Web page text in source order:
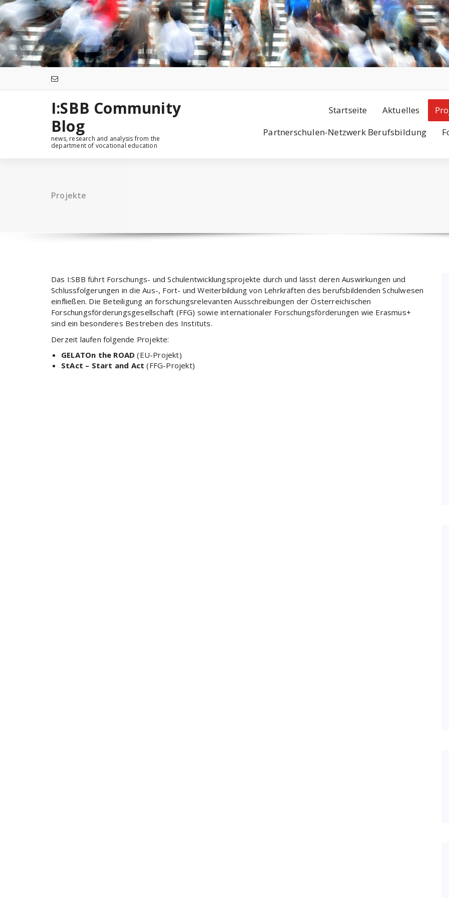
Zum
Inhalt
springen
I:SBB Community
Blog
news, research and analysis from the
department of vocational education
Startseite Aktuelles
Partnerschulen-Netzwerk Berufsbildung
Projekte
Das I:SBB führt Forschungs- und Schulentwicklungsprojekte durch und lässt deren Auswirkungen und
Schlussfolgerungen in die Aus-, Fort- und Weiterbildung von Lehrkräften des berufsbildenden Schulwesen
einfließen. Die Beteiligung an forschungsrelevanten Ausschreibungen der Österreichischen
Forschungsförderungsgesellschaft (FFG) sowie internationaler Forschungsförderungen wie Erasmus+
sind ein besonderes Bestreben des Instituts.
Derzeit laufen folgende Projekte:
GELATOn the ROAD (EU-Projekt)
StAct – Start and Act (FFG-Projekt)